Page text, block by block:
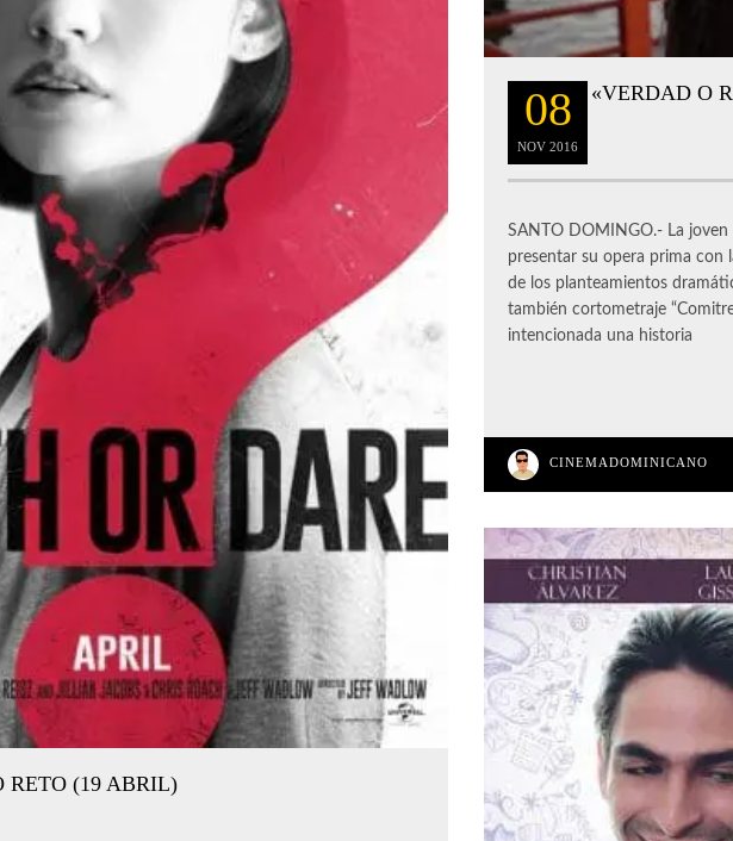
RETO (19 ABRIL)
08
NOV 2016
«VERDAD O
SANTO DOMINGO.- La joven
presentar su opera prima con
de los planteamientos
también cortometraje
intencionada una historia
CINEMADOMINICANO